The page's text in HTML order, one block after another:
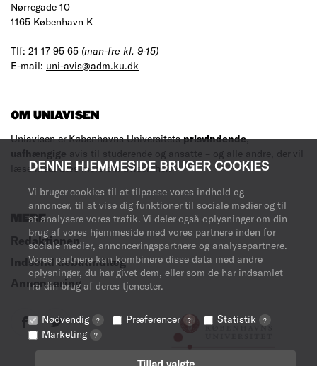
DENNE HJEMMESIDE BRUGER COOKIES
Vi bruger cookies til at tilpasse vores indhold og
annoncer, til at vise dig funktioner til sociale medier og til
at analysere vores trafik. Vi deler også oplysninger om din
brug af vores hjemmeside med vores partnere inden for
sociale medier, annonceringspartnere og analysepartnere.
Vores partnere kan kombinere disse data med andre
oplysninger, du har givet dem, eller som de har indsamlet
fra din brug af deres tjenester.
Nødvendig ? Præferencer ? Statistik ?
Marketing ?
Nørregade 10
1165 København K
Tlf: 21 17 95 65 (man-fre kl. 9-15)
E-mail: uni-avis@adm.ku.dk
OM UNIAVISEN
Uniavisen er Københavns Universitetsprisvindende,
uafhængige avis til studerende og ansatte – og alle andre, der vil
læse med.Læs mere om avisen her.
MERE
Redaktionen
Indsend debatindlæg
Annoncering